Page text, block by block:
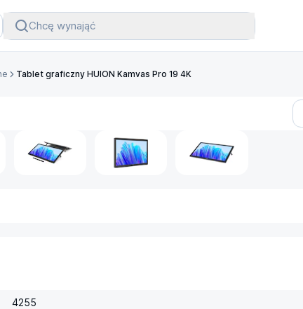
Chcę wynająć
Tablet graficzny HUION Kamvas Pro 19 4K
4255